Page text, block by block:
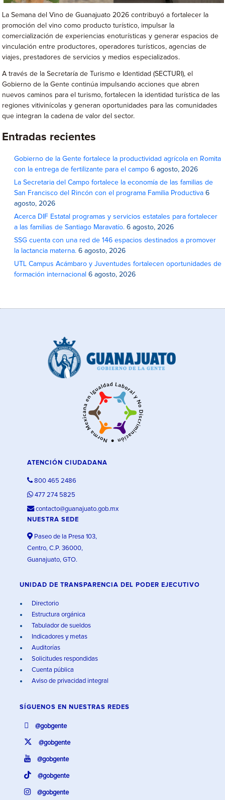
La Semana del Vino de Guanajuato 2026 contribuyó a fortalecer la
promoción del vino como producto turístico, impulsar la
comercialización de experiencias enoturísticas y generar espacios de
vinculación entre productores, operadores turísticos, agencias de
viajes, prestadores de servicios y medios especializados.
A través de la Secretaría de Turismo e Identidad (SECTURI), el
Gobierno de la Gente continúa impulsando acciones que abren
nuevos caminos para el turismo, fortalecen la identidad turística de las
regiones vitivinícolas y generan oportunidades para las comunidades
que integran la cadena de valor del sector.
Entradas recientes
Gobierno de la Gente fortalece la productividad agrícola en Romita
con la entrega de fertilizante para el campo 6 agosto, 2026
La Secretaria del Campo fortalece la economía de las familias de
San Francisco del Rincón con el programa Familia Productiva 6
agosto, 2026
Acerca DIF Estatal programas y servicios estatales para fortalecer
a las familias de Santiago Maravatío. 6 agosto, 2026
SSG cuenta con una red de 146 espacios destinados a promover
la lactancia materna. 6 agosto, 2026
UTL Campus Acámbaro y Juventudes fortalecen oportunidades de
formación internacional 6 agosto, 2026
ATENCIÓN CIUDADANA
800 465 2486
477 274 5825
contacto@guanajuato.gob.mx
NUESTRA SEDE
Paseo de la Presa 103,
Centro, C.P. 36000,
Guanajuato, GTO.
UNIDAD DE TRANSPARENCIA DEL PODER EJECUTIVO
Directorio
Estructura orgánica
Tabulador de sueldos
Indicadores y metas
Auditorías
Solicitudes respondidas
Cuenta pública
Aviso de privacidad integral
SÍGUENOS EN NUESTRAS REDES
@gobgente
@gobgente
@gobgente
@gobgente
@gobgente